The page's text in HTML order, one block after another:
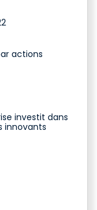
actions
investit dans
innovants